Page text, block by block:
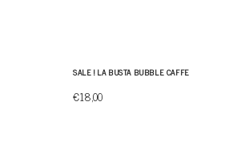
SALE ! LA BUSTA BUBBLE CAFFE
€18,00